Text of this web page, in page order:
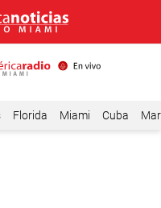
Florida Miami Cuba